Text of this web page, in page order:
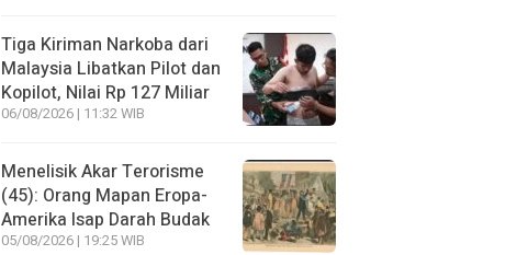
Tiga Kiriman Narkoba dari
Malaysia Libatkan Pilot dan
Kopilot, Nilai Rp 127 Miliar
06/08/2026 | 11:32 WIB
Menelisik Akar Terorisme
(45): Orang Mapan Eropa-
Amerika Isap Darah Budak
05/08/2026 | 19:25 WIB